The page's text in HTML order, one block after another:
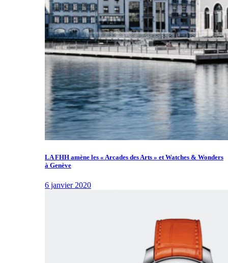
LA FHH amène les « Arcades des Arts » et Watches & Wonders
à Genève
6 janvier 2020